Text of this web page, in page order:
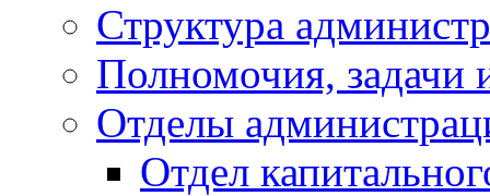
Структура
Полномочия, задачи
Отделы
Отдел